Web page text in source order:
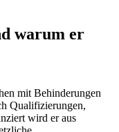
warum er
mit Behinderungen
Qualifizierungen,
wird er aus